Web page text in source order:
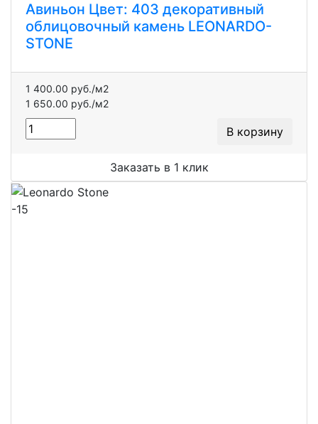
Авиньон Цвет: 403 декоративный
облицовочный камень LEONARDO-
STONE
1 400.00 руб./м2
1 650.00 руб./м2
В корзину
Заказать в 1 клик
-15